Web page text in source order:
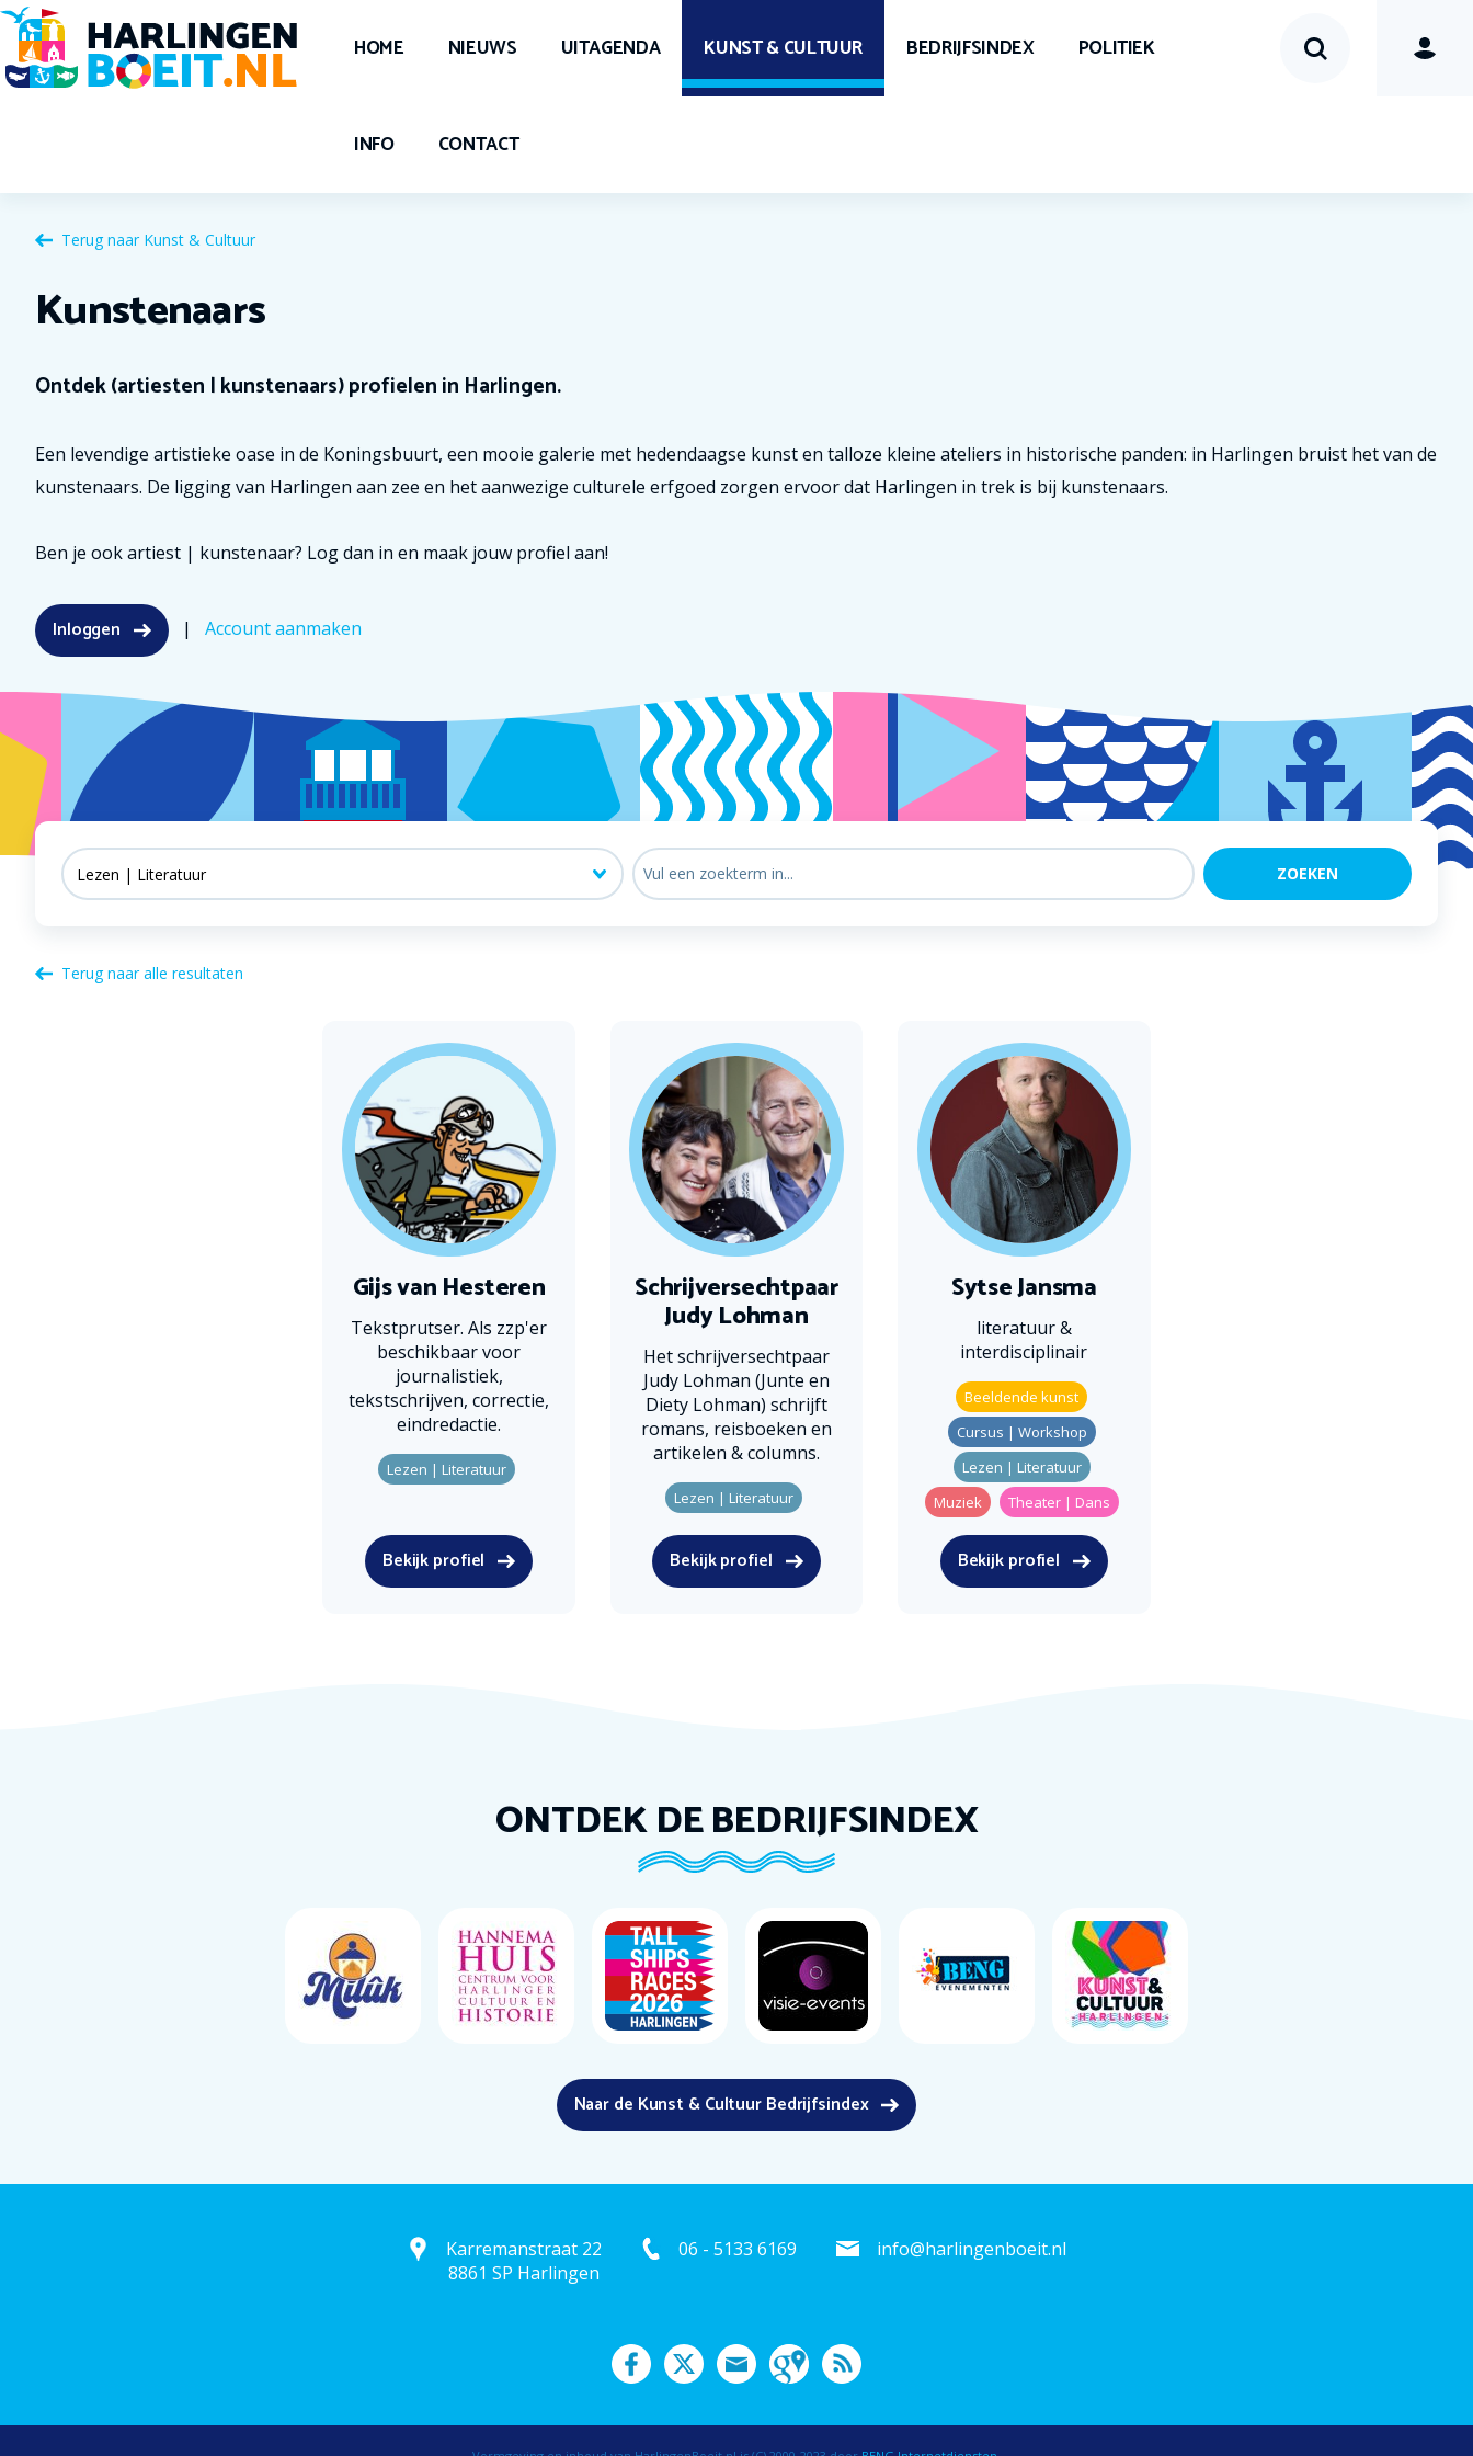
HOME NIEUWS UITAGENDA KUNST & CULTUUR BEDRIJFSINDEX POLITIEK
INFO CONTACT
Terug naar Kunst & Cultuur
Kunstenaars
Ontdek (artiesten | kunstenaars) profielen in Harlingen.
Een levendige artistieke oase in de Koningsbuurt, een mooie galerie met hedendaagse kunst en talloze kleine ateliers in historische panden: in Harlingen bruist het van de
kunstenaars. De ligging van Harlingen aan zee en het aanwezige culturele erfgoed zorgen ervoor dat Harlingen in trek is bij kunstenaars.
Ben je ook artiest | kunstenaar? Log dan in en maak jouw profiel aan!
Inloggen | Account aanmaken
Terug naar alle resultaten
Gijs van Hesteren
Tekstprutser. Als zzp'er
beschikbaar voor
journalistiek,
tekstschrijven, correctie,
eindredactie.
Lezen | Literatuur
Bekijk profiel
Schrijversechtpaar
Judy Lohman
Het schrijversechtpaar
Judy Lohman (Junte en
Diety Lohman) schrijft
romans, reisboeken en
artikelen & columns.
Lezen | Literatuur
Bekijk profiel
Sytse Jansma
literatuur &
interdisciplinair
Beeldende kunst
Cursus | Workshop
Lezen | Literatuur
Muziek
Theater | Dans
Bekijk profiel
ONTDEK DE BEDRIJFSINDEX
Naar de Kunst & Cultuur Bedrijfsindex
Karremanstraat 22
8861 SP Harlingen
06 - 5133 6169 info@harlingenboeit.nl